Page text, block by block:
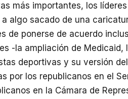
más importantes, los
algo sacado de una
de ponerse de acuerdo
-la ampliación de
deportivas y su versión
por los republicanos en el
en la Cámara de